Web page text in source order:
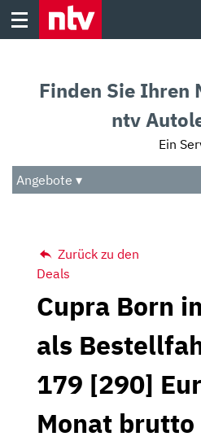
Skip
Audio
Das Beste
Finden Sie Ihren
ntv
Ein
Angebote ▾
Zurück zu den
Deals
Cupra Born
als
179 [290]
Monat brutto